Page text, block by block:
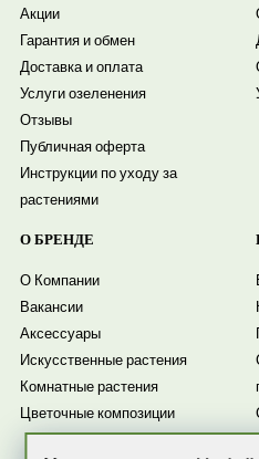
Акции
Гарантия и обмен
Доставка и оплата
Услуги озеленения
Отзывы
Публичная оферта
Инструкции по уходу за
растениями
О БРЕНДЕ
О Компании
Вакансии
Аксессуары
Искусственные растения
Комнатные растения
Цветочные композиции